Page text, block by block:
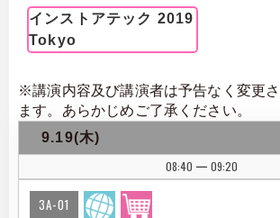
インストアテック 2019
Tokyo
※講演内容及び講演者は予告なく変更
ます。あらかじめご了承ください。
9.19(木)
08:40
| 09:20
3A-01